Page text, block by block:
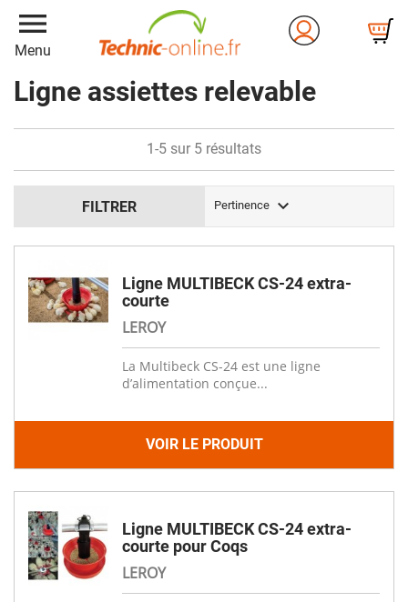
menu
Menu
Ligne assiettes relevable
FILTRER Pertinence 
1-5 sur 5 résultats
Ligne MULTIBECK CS-24 extra-
courte
LEROY
La Multibeck CS-24 est une ligne
d’alimentation conçue...
VOIR LE PRODUIT
Ligne MULTIBECK CS-24 extra-
courte pour Coqs
LEROY